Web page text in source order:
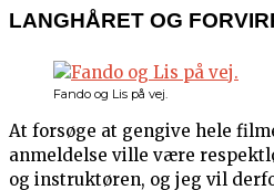
LANGHÅRET OG
Fando og Lis på vej.
At forsøge at gengive hele
anmeldelse ville være
og instruktøren, og jeg vil